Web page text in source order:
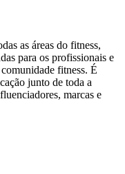
as áreas do fitness,
para os profissionais e
fitness. É
junto de toda a
marcas e